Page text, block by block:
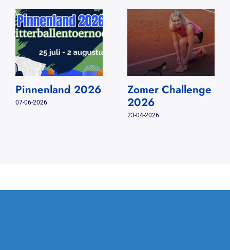
Pinnenland 2026
07-06-2026
Zomer Challenge
2026
23-04-2026